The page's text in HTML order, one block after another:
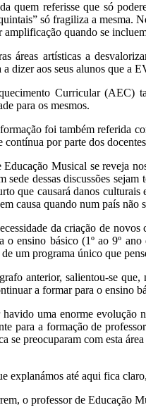
quem referisse que só
só fragiliza a mesma.
quando se
áreas artísticas a
a dizer aos seus alunos que a
Curricular (AEC)
para os mesmos.
foi também referida
contínua por parte dos
Musical se reveja
sede dessas discussões
que causará danos
causa quando num país não
da criação de
o ensino básico (1º ao 9º
um programa único que
anterior, salientou-se que,
a formar para o ensino
havido uma enorme evolução
para a formação de
se preocuparam com esta
explanámos até aqui fica
o professor de Educação